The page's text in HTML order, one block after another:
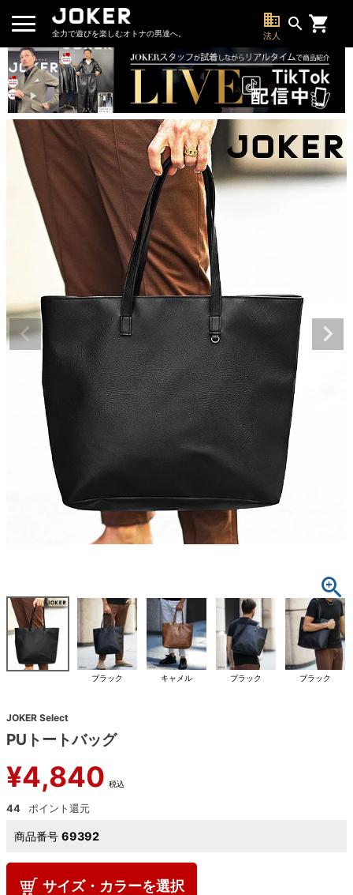
全力で遊びを楽しむオトナの男達へ。
business
法人
search
ブラック キャメル ブラック ブラック
JOKER Select
PUトートバッグ
¥4,840 税込
44
商品番号 69392
サイズ・カラーを選択